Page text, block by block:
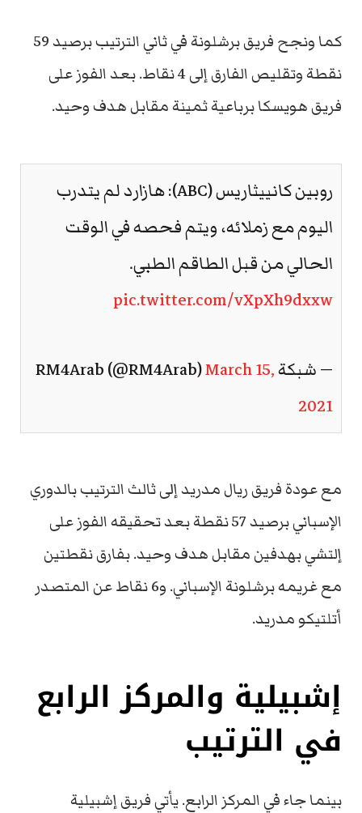
كما ونجح فريق برشلونة في ثاني الترتيب برصيد 59
نقطة وتقليص الفارق إلى 4 نقاط. بعد الفوز على
فريق هويسكا برباعية ثمينة مقابل هدف وحيد.
روبين كانييثاريس (ABC): هازارد لم يتدرب
اليوم مع زملائه، ويتم فحصه في الوقت
الحالي من قبل الطاقم الطبي.
pic.twitter.com/vXpXh9dxxw
— شبكة RM4Arab (@RM4Arab)March 15,
2021
مع عودة فريق ريال مدريد إلى ثالث الترتيب بالدوري
الإسباني برصيد 57 نقطة بعد تحقيقه الفوز على
إلتشي بهدفين مقابل هدف وحيد. بفارق نقطتين
مع غريمه برشلونة الإسباني. و6 نقاط عن المتصدر
أتلتيكو مدريد.
إشبيلية والمركز الرابع
في الترتيب
بينما جاء في المركز الرابع. يأتي فريق إشبيلية